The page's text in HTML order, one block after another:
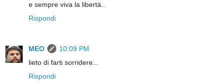
e sempre viva la libertà..
Rispondi
MEO
10:09 PM
lieto di farti sorridere...
Rispondi